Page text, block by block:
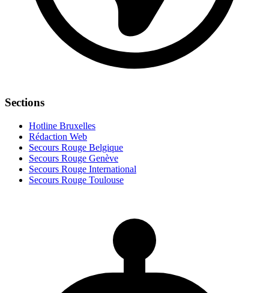
Sections
Hotline Bruxelles
Rédaction Web
Secours Rouge Belgique
Secours Rouge Genève
Secours Rouge International
Secours Rouge Toulouse